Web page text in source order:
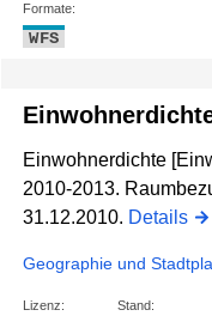
Formate:
WFS
Einwohnerdichte
2010-2013.
31.12.2010. Details
Geographie und
Lizenz: Stand: